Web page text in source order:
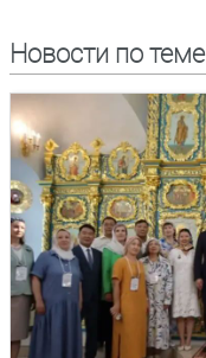
Новости по теме